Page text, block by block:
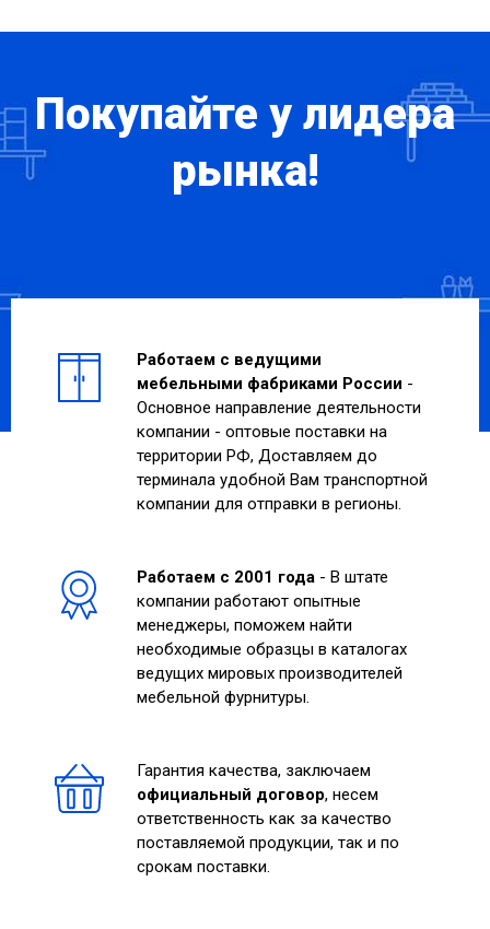
Покупайте у лидера
рынка!
Работаем с ведущими
мебельными фабриками России -
Основное направление деятельности
компании - оптовые поставки на
территории РФ, Доставляем до
терминала удобной Вам транспортной
компании для отправки в регионы.
Работаем с 2001 года - В штате
компании работают опытные
менеджеры, поможем найти
необходимые образцы в каталогах
ведущих мировых производителей
мебельной фурнитуры.
Гарантия качества, заключаем
официальный договор, несем
ответственность как за качество
поставляемой продукции, так и по
срокам поставки.